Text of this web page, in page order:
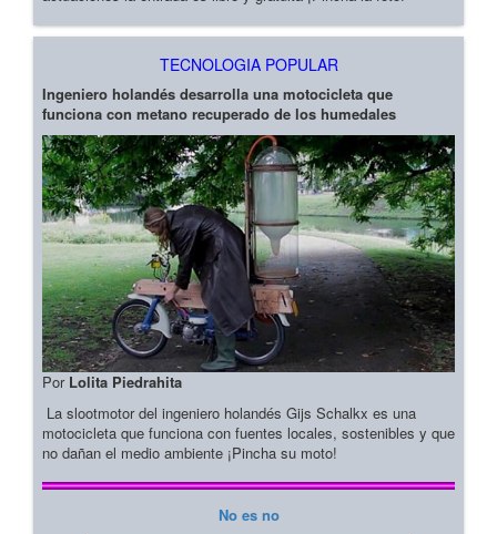
TECNOLOGIA POPULAR
Ingeniero holandés desarrolla una motocicleta que
funciona con metano recuperado de los humedales
Por Lolita Piedrahita
La slootmotor del ingeniero holandés Gijs Schalkx es una
motocicleta que funciona con fuentes locales, sostenibles y que
no dañan el medio ambiente ¡Pincha su moto!
No es no